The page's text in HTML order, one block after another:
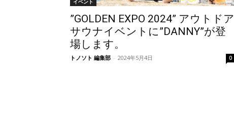
イベント
”GOLDEN EXPO 2024” アウトドア
サウナイベントに”DANNY”が登
場します。
トノソト 編集部 - 2024年5月4日 0